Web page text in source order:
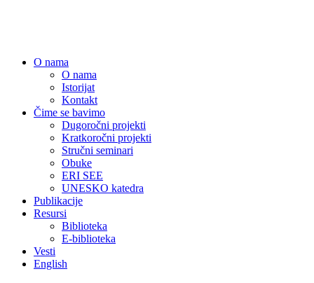
O nama
O nama
Istorijat
Kontakt
Čime se bavimo
Dugoročni projekti
Kratkoročni projekti
Stručni seminari
Obuke
ERI SEE
UNESKO katedra
Publikacije
Resursi
Biblioteka
E-biblioteka
Vesti
English